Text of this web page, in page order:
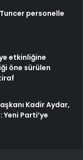
personelle
etkinliğine
öne sürülen
Kadir Aydar,
Parti’ye